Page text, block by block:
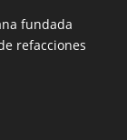
fundada
refacciones